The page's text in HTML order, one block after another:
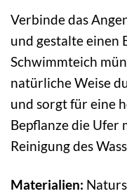
Verbinde das
und gestalte einen
Schwimmteich
natürliche Weise
und sorgt für eine
Bepflanze die Ufer
Reinigung des
Materialien: